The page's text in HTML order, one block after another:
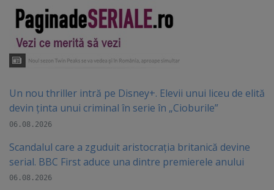
Un nou thriller intră pe Disney+. Elevii unui liceu de elită
devin ținta unui criminal în serie în „Cioburile”
06.08.2026
Scandalul care a zguduit aristocrația britanică devine
serial. BBC First aduce una dintre premierele anului
06.08.2026